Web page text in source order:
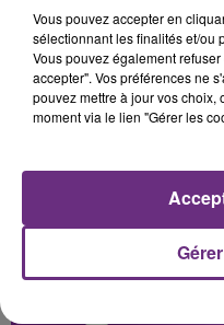
A L'ANTENNE
Vous pouvez accepter en
sélectionnant les finalités et/ou
Vous pouvez également
accepter". Vos préférences ne
pouvez mettre à jour vos choix,
moment via le lien "Gérer les